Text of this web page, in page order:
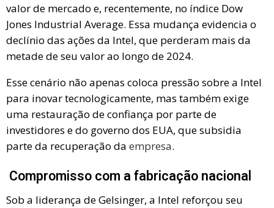
valor de mercado e, recentemente, no índice Dow
Jones Industrial Average. Essa mudança evidencia o
declínio das ações da Intel, que perderam mais da
metade de seu valor ao longo de 2024.
Esse cenário não apenas coloca pressão sobre a Intel
para inovar tecnologicamente, mas também exige
uma restauração de confiança por parte de
investidores e do governo dos EUA, que subsidia
parte da recuperação da empresa.
Compromisso com a fabricação nacional
Sob a liderança de Gelsinger, a Intel reforçou seu